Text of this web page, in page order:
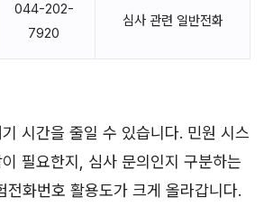
044-202-
7920
심사 관련 일반전화
시간을 줄일 수 있습니다. 민원 시스
필요한지, 심사 문의인지 구분하는
전화번호 활용도가 크게 올라갑니다.